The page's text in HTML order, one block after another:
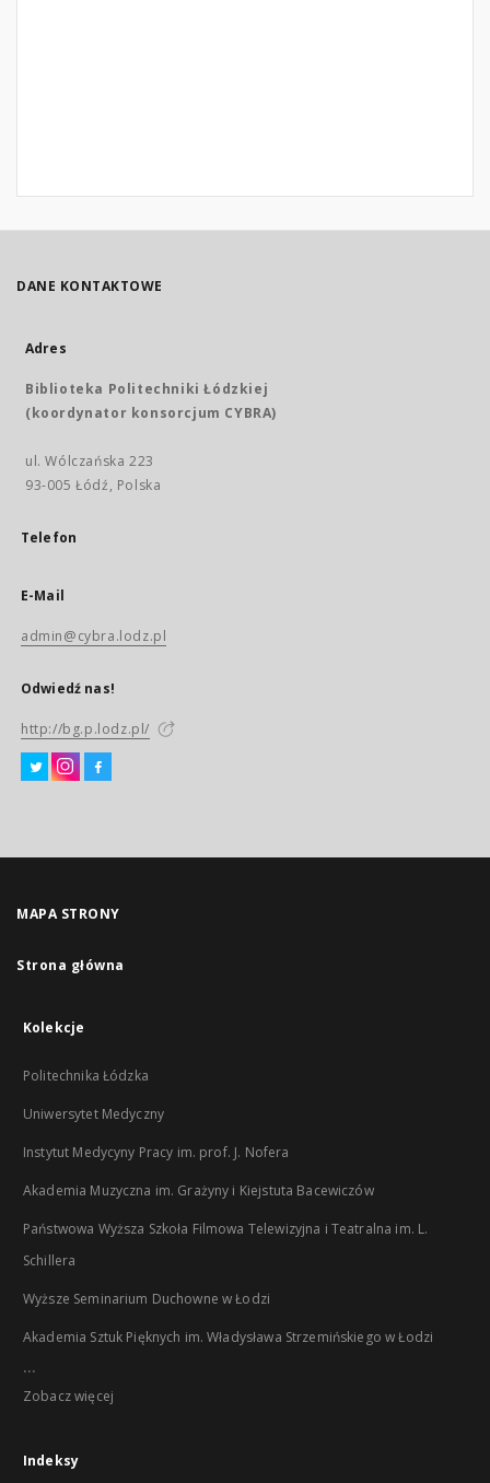
DANE KONTAKTOWE
Adres
Biblioteka Politechniki Łódzkiej
(koordynator konsorcjum CYBRA)
ul. Wólczańska 223
93-005 Łódź, Polska
Telefon
E-Mail
admin@cybra.lodz.pl
Odwiedź nas!
http://bg.p.lodz.pl/
MAPA STRONY
Strona główna
Kolekcje
Politechnika Łódzka
Uniwersytet Medyczny
Instytut Medycyny Pracy im. prof. J. Nofera
Akademia Muzyczna im. Grażyny i Kiejstuta Bacewiczów
Państwowa Wyższa Szkoła Filmowa Telewizyjna i Teatralna im. L.
Schillera
Wyższe Seminarium Duchowne w Łodzi
Akademia Sztuk Pięknych im. Władysława Strzemińskiego w Łodzi
...
Zobacz więcej
Indeksy